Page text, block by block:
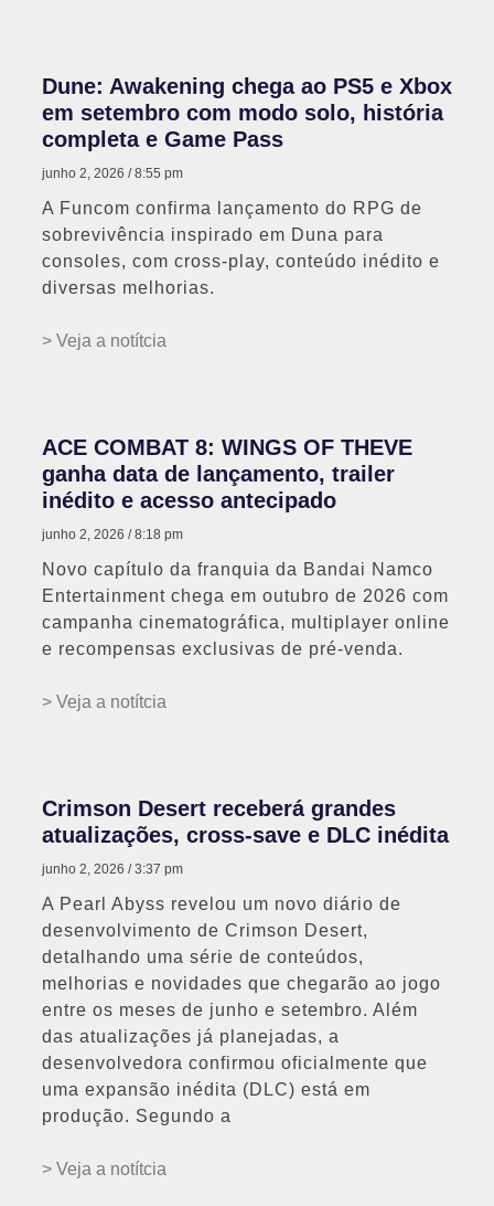
Dune: Awakening chega ao PS5 e Xbox
em setembro com modo solo, história
completa e Game Pass
junho 2, 2026 8:55 pm
A Funcom confirma lançamento do RPG de
sobrevivência inspirado em Duna para
consoles, com cross-play, conteúdo inédito e
diversas melhorias.
> Veja a notítcia
ACE COMBAT 8: WINGS OF THEVE
ganha data de lançamento, trailer
inédito e acesso antecipado
junho 2, 2026 8:18 pm
Novo capítulo da franquia da Bandai Namco
Entertainment chega em outubro de 2026 com
campanha cinematográfica, multiplayer online
e recompensas exclusivas de pré-venda.
> Veja a notítcia
Crimson Desert receberá grandes
atualizações, cross-save e DLC inédita
junho 2, 2026 3:37 pm
A Pearl Abyss revelou um novo diário de
desenvolvimento de Crimson Desert,
detalhando uma série de conteúdos,
melhorias e novidades que chegarão ao jogo
entre os meses de junho e setembro. Além
das atualizações já planejadas, a
desenvolvedora confirmou oficialmente que
uma expansão inédita (DLC) está em
produção. Segundo a
> Veja a notítcia